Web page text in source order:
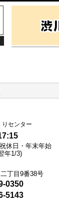
りセンター
休日・年末年始
年1/3)
丁目9番38号
0350
5143